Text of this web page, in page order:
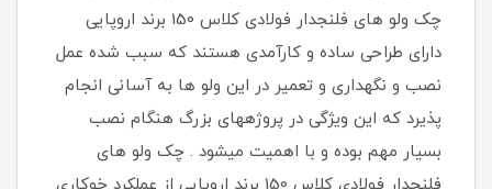
چک ولو های فلنجدار فولادی کلاس 150 برند اروپایی
دارای طراحی ساده و کارآمدی هستند که سبب شده عمل
نصب و نگهداری و تعمیر در این ولو ها به آسانی انجام
پذیرد که این ویژگی در پروژههای بزرگ هنگام نصب
بسیار مهم بوده و با اهمیت میشود . چک ولو های